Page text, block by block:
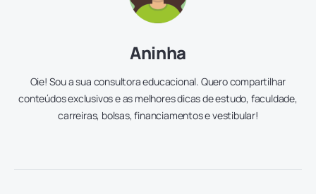
Aninha
Oie! Sou a sua consultora educacional. Quero compartilhar
conteúdos exclusivos e as melhores dicas de estudo, faculdade,
carreiras, bolsas, financiamentos e vestibular!